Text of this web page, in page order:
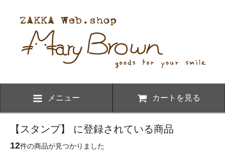
メニュー カートを見る
【スタンプ】 に登録されている商品
12件の商品が見つかりました